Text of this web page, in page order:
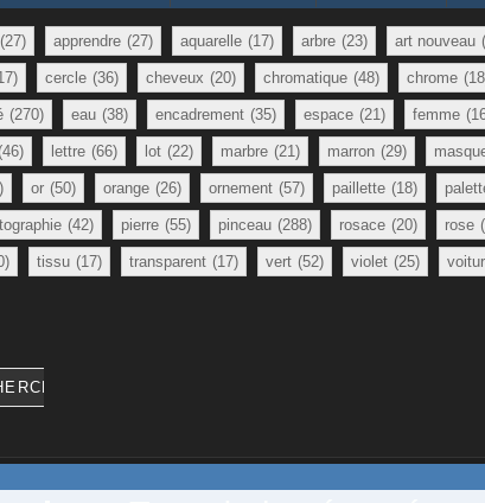
(27) apprendre (27) aquarelle (17) arbre (23) art nouveau
cercle (36) cheveux (20) chromatique (48) chrome
(270) eau (38) encadrement (35) espace (21) femme
(46) lettre (66) lot (22) marbre (21) marron (29)
or (50) orange (26) ornement (57) paillette (18)
(42) pierre (55) pinceau (288) rosace (20) rose
tissu (17) transparent (17) vert (52) violet (25)